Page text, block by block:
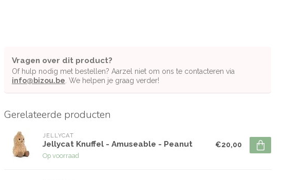
Vragen over dit product?
Of hulp nodig met bestellen? Aarzel niet om ons te contacteren via
info@bizou.be . We helpen je graag verder!
Gerelateerde producten
JELLYCAT
Jellycat Knuffel - Amuseable - Peanut
Op voorraad
€20,00